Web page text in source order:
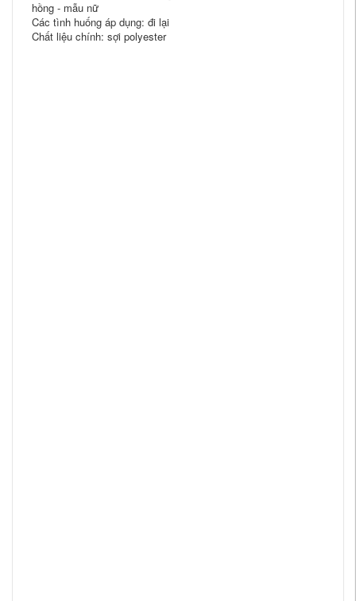
hồng - mẫu nữ
Các tình huống áp dụng: đi lại
Chất liệu chính: sợi polyester